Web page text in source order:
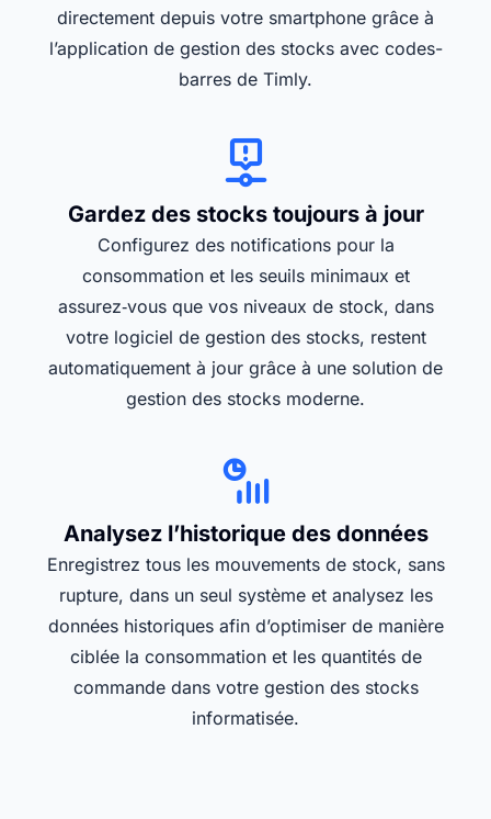
directement depuis votre smartphone grâce à
l’application de gestion des stocks avec codes-
barres de Timly.
Gardez des stocks toujours à jour
Configurez des notifications pour la
consommation et les seuils minimaux et
assurez‑vous que vos niveaux de stock, dans
votre logiciel de gestion des stocks, restent
automatiquement à jour grâce à une solution de
gestion des stocks moderne.
Analysez l’historique des données
Enregistrez tous les mouvements de stock, sans
rupture, dans un seul système et analysez les
données historiques afin d’optimiser de manière
ciblée la consommation et les quantités de
commande dans votre gestion des stocks
informatisée.